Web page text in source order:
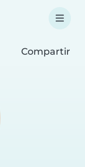
Compartir